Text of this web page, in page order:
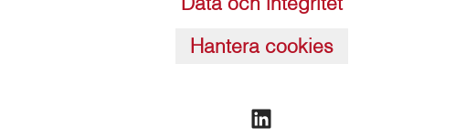
Hantera cookies